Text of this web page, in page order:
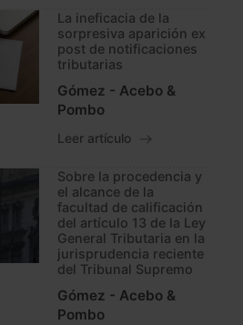
La ineficacia de la
sorpresiva aparición ex
post de notificaciones
tributarias
Gómez - Acebo &
Pombo
Leer artículo
Sobre la procedencia y
el alcance de la
facultad de calificación
del artículo 13 de la Ley
General Tributaria en la
jurisprudencia reciente
del Tribunal Supremo
Gómez - Acebo &
Pombo